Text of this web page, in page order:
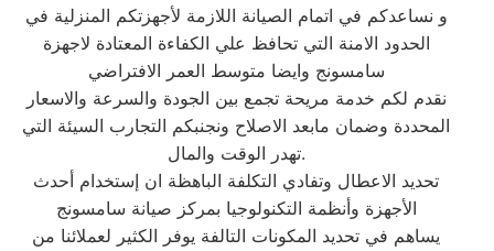
و نساعدكم في اتمام الصيانة اللازمة لأجهزتكم المنزلية في
الحدود الامنة التي تحافظ علي الكفاءة المعتادة لاجهزة
سامسونج وايضا متوسط العمر الافتراضي
نقدم لكم خدمة مريحة تجمع بين الجودة والسرعة والاسعار
المحددة وضمان مابعد الاصلاح ونجنبكم التجارب السيئة التي
تهدر الوقت والمال.
تحديد الاعطال وتفادي التكلفة الباهظة ان إستخدام أحدث
الأجهزة وأنظمة التكنولوجيا بمركز صيانة سامسونج
يساهم في تحديد المكونات التالفة يوفر الكثير لعملائنا من